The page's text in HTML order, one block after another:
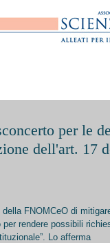
per le
dell'art. 17
FNOMCeO di
rendere possibili
Lo afferma